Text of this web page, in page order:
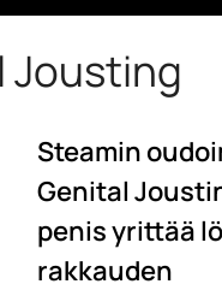
Jousting
Steamin
Genital
penis yrittää
rakkauden